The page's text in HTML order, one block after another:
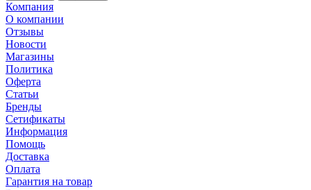
Компания
О компании
Отзывы
Новости
Магазины
Политика
Оферта
Статьи
Бренды
Сетификаты
Информация
Помощь
Доставка
Оплата
Гарантия на товар